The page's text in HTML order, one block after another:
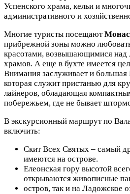
Успенского храма, кельи и
административного и
Многие туристы посещают
прибрежной зоны можно
красотами, возвышающимися над
храмов. А еще в бухте имеется
Внимания заслуживает и большая
которая служит пристанью для
лайнеров, обладающая
побережьем, где не бывает
В экскурсионный маршрут по
включить:
Скит Всех Святых – самый
имеются на острове.
Елеонская гору высотой
открываются живописные
остров, так и на Ладожское